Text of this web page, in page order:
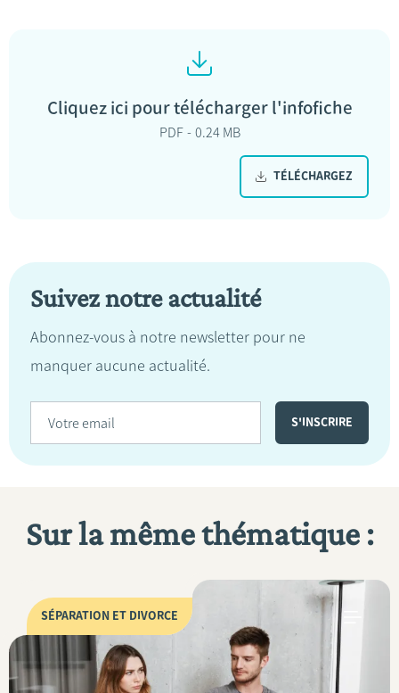
Cliquez ici pour télécharger l'infofiche
PDF 0.24 MB
TÉLÉCHARGEZ
Suivez notre actualité
Abonnez-vous à notre newsletter pour ne
manquer aucune actualité.
Sur la même thématique :
SÉPARATION ET DIVORCE